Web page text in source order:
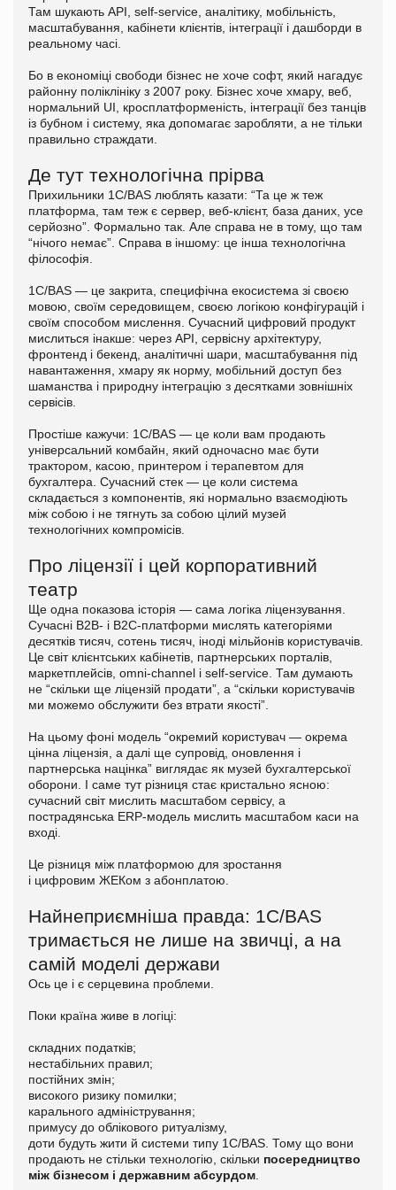
Там шукають API, self-service, аналітику, мобільність,
масштабування, кабінети клієнтів, інтеграції і дашборди в
реальному часі.
Бо в економіці свободи бізнес не хоче софт, який нагадує
районну поліклініку з 2007 року. Бізнес хоче хмару, веб,
нормальний UI, кросплатформеність, інтеграції без танців
із бубном і систему, яка допомагає заробляти, а не тільки
правильно страждати.
Де тут технологічна прірва
Прихильники 1С/BAS люблять казати: “Та це ж теж
платформа, там теж є сервер, веб-клієнт, база даних, усе
серйозно”. Формально так. Але справа не в тому, що там
“нічого немає”. Справа в іншому: це інша технологічна
філософія.
1С/BAS — це закрита, специфічна екосистема зі своєю
мовою, своїм середовищем, своєю логікою конфігурацій і
своїм способом мислення. Сучасний цифровий продукт
мислиться інакше: через API, сервісну архітектуру,
фронтенд і бекенд, аналітичні шари, масштабування під
навантаження, хмару як норму, мобільний доступ без
шаманства і природну інтеграцію з десятками зовнішніх
сервісів.
Простіше кажучи: 1С/BAS — це коли вам продають
універсальний комбайн, який одночасно має бути
трактором, касою, принтером і терапевтом для
бухгалтера. Сучасний стек — це коли система
складається з компонентів, які нормально взаємодіють
між собою і не тягнуть за собою цілий музей
технологічних компромісів.
Про ліцензії і цей корпоративний
театр
Ще одна показова історія — сама логіка ліцензування.
Сучасні B2B- і B2C-платформи мислять категоріями
десятків тисяч, сотень тисяч, іноді мільйонів користувачів.
Це світ клієнтських кабінетів, партнерських порталів,
маркетплейсів, omni-channel і self-service. Там думають
не “скільки ще ліцензій продати”, а “скільки користувачів
ми можемо обслужити без втрати якості”.
На цьому фоні модель “окремий користувач — окрема
цінна ліцензія, а далі ще супровід, оновлення і
партнерська націнка” виглядає як музей бухгалтерської
оборони. І саме тут різниця стає кристально ясною:
сучасний світ мислить масштабом сервісу, а
пострадянська ERP-модель мислить масштабом каси на
вході.
Це різниця між платформою для зростання
і цифровим ЖЕКом з абонплатою.
Найнеприємніша правда: 1С/BAS
тримається не лише на звичці, а на
самій моделі держави
Ось це і є серцевина проблеми.
Поки країна живе в логіці:
складних податків;
нестабільних правил;
постійних змін;
високого ризику помилки;
карального адміністрування;
примусу до облікового ритуалізму,
доти будуть жити й системи типу 1С/BAS. Тому що вони
продають не стільки технологію, скільки посередництво
між бізнесом і державним абсурдом